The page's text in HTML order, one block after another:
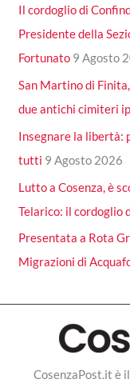
Il cordoglio di
Presidente della
Fortunato 9 Agosto
San Martino di
due antichi cimiteri
Insegnare la libertà:
tutti 9 Agosto 2026
Lutto a Cosenza, è
Telarico: il cordoglio
Presentata a Rota
Migrazioni di
CosenzaPost.it è